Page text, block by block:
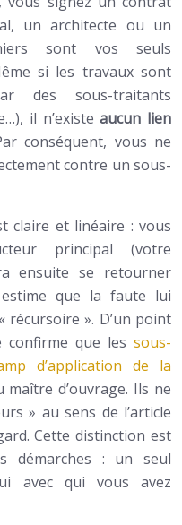
un architecte ou un
sont vos seuls
si les travaux sont
des sous-traitants
il n’existeaucun lien
conséquent, vous ne
contre un sous-
claire et linéaire : vous
principal (votre
ensuite se retourner
que la faute lui
récursoire ». D’un point
confirme que les sous-
d’application de la
maître d’ouvrage. Ils ne
» au sens de l’article
Cette distinction est
démarches : un seul
avec qui vous avez